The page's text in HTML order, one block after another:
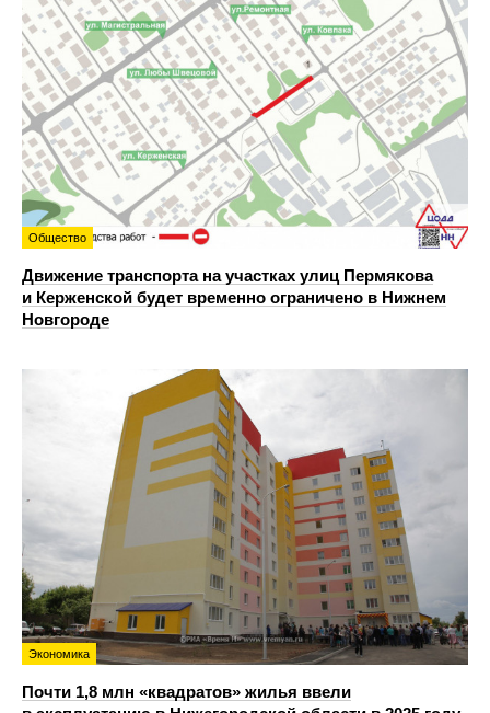
Общество
Движение транспорта на участках улиц Пермякова
и Керженской будет временно ограничено в Нижнем
Новгороде
Экономика
Почти 1,8 млн «квадратов» жилья ввели